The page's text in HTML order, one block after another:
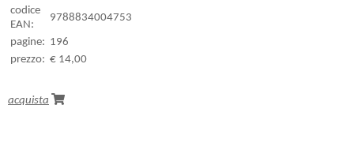
codice
EAN:
9788834004753
pagine: 196
prezzo: € 14,00
acquista